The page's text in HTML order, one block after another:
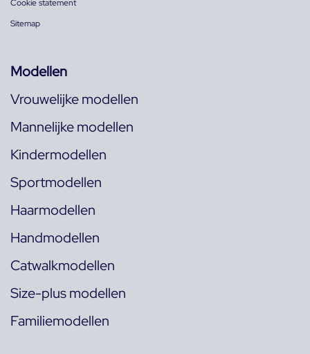
Cookie statement
Sitemap
Modellen
Vrouwelijke modellen
Mannelijke modellen
Kindermodellen
Sportmodellen
Haarmodellen
Handmodellen
Catwalkmodellen
Size-plus modellen
Familiemodellen